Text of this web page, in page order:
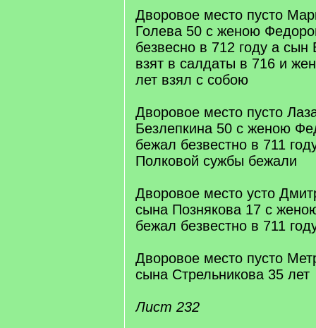
Дворовое место пусто
Голева 50 с женою
безвесно в 712 году а сын
взят в салдаты в 716 и
лет взял с собою
Дворовое место пусто
Безлепкина 50 с женою
бежал безвестно в 711
Полковой сужбы бежали
Дворовое место усто
сына Познякова 17 с
бежал безвестно в 711
Дворовое место пусто
сына Стрельникова 35 лет
Лист 232